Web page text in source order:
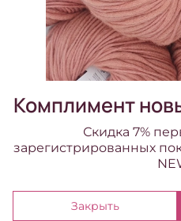
ветвь)
Комплимент
Скидка 7%
зарегистрированных
Закрыть